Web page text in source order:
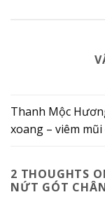
Thanh Mộc
xoang – viêm
2 THOUGHTS
NỨT GÓT